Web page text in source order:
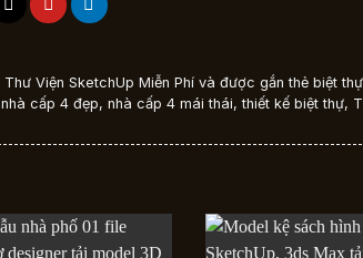
Thư Viện SketchUp Miễn Phí và được gắn thẻ biệt
nhà cấp 4 đẹp, nhà cấp 4 mái thái,thiết kế biệt thự,